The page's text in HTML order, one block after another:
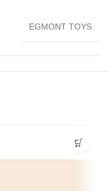
EGMONT TOYS